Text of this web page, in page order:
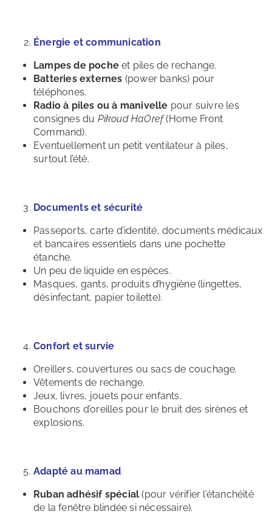
Énergie et communication
Lampes de pocheet piles de rechange.
Batteries externes (power banks) pour
téléphones.
Radio à piles ou à manivelle pour suivre les
consignes du Pikoud HaOref(Home Front
Command).
Eventuellement un petit ventilateur à piles,
surtout l’été.
Documents et sécurité
Passeports, carte d’identité, documents médicaux
et bancaires essentiels dans une pochette
étanche.
Un peu de liquide en espèces.
Masques, gants, produits d’hygiène (lingettes,
désinfectant, papier toilette).
Confort et survie
Oreillers, couvertures ou sacs de couchage.
Vêtements de rechange.
Jeux, livres, jouets pour enfants.
Bouchons d’oreilles pour le bruit des sirènes et
explosions.
Adapté au mamad
Ruban adhésif spécial (pour vérifier l’étanchéité
de la fenêtre blindée si nécessaire).